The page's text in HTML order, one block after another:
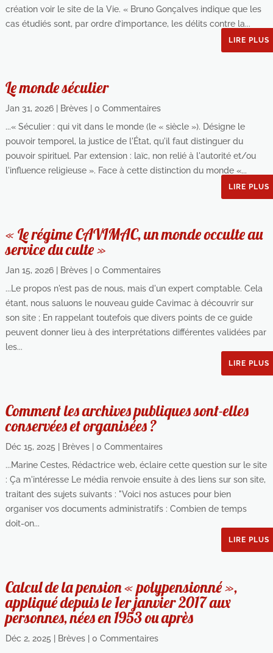
création voir le site de la Vie. « Bruno Gonçalves indique que les
cas étudiés sont, par ordre d’importance, les délits contre la...
LIRE PLUS
Le monde séculier
Jan 31, 2026| Brèves| 0 Commentaires
...« Séculier : qui vit dans le monde (le « siècle »). Désigne le
pouvoir temporel, la justice de l'État, qu'il faut distinguer du
pouvoir spirituel. Par extension : laïc, non relié à l'autorité et/ou
l'influence religieuse ». Face à cette distinction du monde «...
LIRE PLUS
« Le régime CAVIMAC, un monde occulte au
service du culte »
Jan 15, 2026| Brèves| 0 Commentaires
...Le propos n'est pas de nous, mais d'un expert comptable. Cela
étant, nous saluons le nouveau guide Cavimac à découvrir sur
son site ; En rappelant toutefois que divers points de ce guide
peuvent donner lieu à des interprétations différentes validées par
les...
LIRE PLUS
Comment les archives publiques sont-elles
conservées et organisées ?
Déc 15, 2025 Brèves| 0 Commentaires
...Marine Cestes, Rédactrice web, éclaire cette question sur le site
: Ça m'intéresse Le média renvoie ensuite à des liens sur son site,
traitant des sujets suivants : "Voici nos astuces pour bien
organiser vos documents administratifs : Combien de temps
doit-on...
LIRE PLUS
Calcul de la pension « polypensionné »,
appliqué depuis le 1er janvier 2017 aux
personnes, nées en 1953 ou après
Déc 2, 2025 Brèves| 0 Commentaires